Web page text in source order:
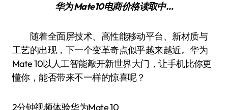
华为 Mate10电商价格读取中…
随着全面屏技术、高性能移动平台、新材质与
工艺的出现，下一个变革奇点似乎越来越近。华为
Mate 10以人工智能敲开新世界大门，让手机比你更
懂你，能否带来不一样的惊喜呢？
2分钟视频体验华为Mate 10